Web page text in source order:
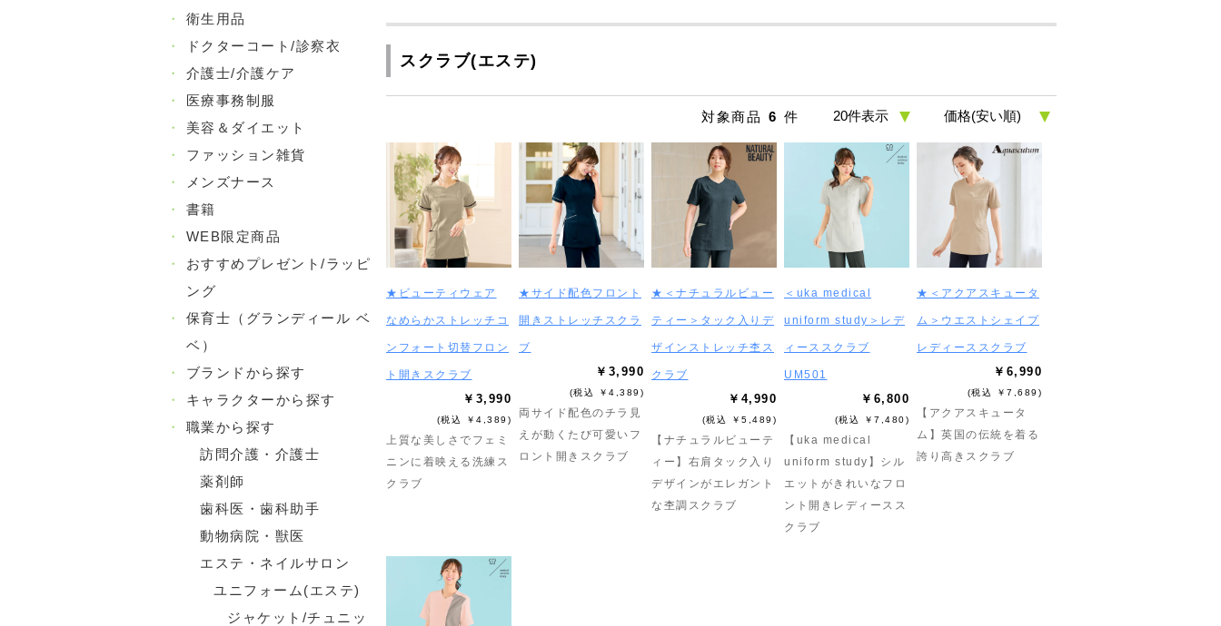
・
衛生用品
・
ドクターコート/診察衣
・
介護士/介護ケア
・
医療事務制服
・
美容＆ダイエット
・
ファッション雑貨
・
メンズナース
・
書籍
・
WEB限定商品
・
おすすめプレゼント/ラッピ
ング
・
保育士（グランディール ベ
ベ）
・
ブランドから探す
・
キャラクターから探す
・
職業から探す
訪問介護・介護士
薬剤師
歯科医・歯科助手
動物病院・獣医
エステ・ネイルサロン
ユニフォーム(エステ)
ジャケット/チュニッ
スクラブ(エステ)
対象商品 6 件
★ビューティウェア
なめらかストレッチコ
ンフォート切替フロン
ト開きスクラブ
￥3,990
(税込 ￥4,389)
上質な美しさでフェミ
ニンに着映える洗練ス
クラブ
★サイド配色フロント
開きストレッチスクラ
ブ
￥3,990
(税込 ￥4,389)
両サイド配色のチラ見
えが動くたび可愛いフ
ロント開きスクラブ
★＜ナチュラルビュー
ティー＞タック入りデ
ザインストレッチ杢ス
クラブ
￥4,990
(税込 ￥5,489)
【ナチュラルビューテ
ィー】右肩タック入り
デザインがエレガント
な杢調スクラブ
＜uka medical
uniform study＞レデ
ィーススクラブ
UM501
￥6,800
(税込 ￥7,480)
【uka medical
uniform study】シル
エットがきれいなフロ
ント開きレディースス
クラブ
★＜アクアスキュータ
ム＞ウエストシェイプ
レディーススクラブ
￥6,990
(税込 ￥7,689)
【アクアスキュータ
ム】英国の伝統を着る
誇り高きスクラブ